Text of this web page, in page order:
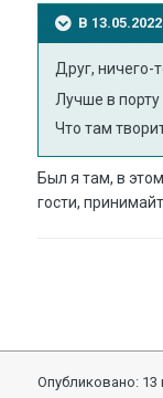
В
Друг, ничего-
Лучше в
Что там
Был я там, в
гости,
Опубликовано: 13